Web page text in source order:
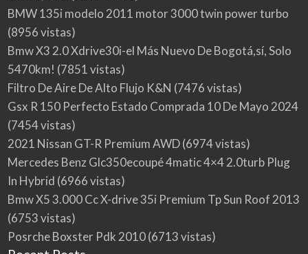
BMW 135i modelo 2011 motor 3000 twin power turbo
(8956 vistas)
Bmw X3 2.0 Xdrive30i-el Más Nuevo De Bogotá,sí, Solo
5470km! (7851 vistas)
Filtro De Aire De Alto Flujo K&N (7476 vistas)
Gsx R 150 Perfecto Estado Comprada 10 De Mayo 2024
(7454 vistas)
2021 Nissan GT-R Premium AWD(6974 vistas)
Mercedes Benz Glc350ecoupé 4matic 4×4 2.0turb Plug
In Hybrid (6966 vistas)
Bmw X5 3.000 Cc X-drive 35i Premium Tp Sun Roof 2013
(6753 vistas)
Posrche Boxster Pdk 2010(6713 vistas)